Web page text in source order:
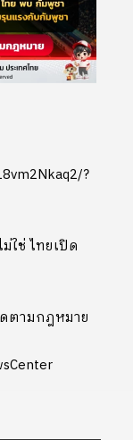
?
ใช่ ไทยเปิด
ตามกฎหมาย